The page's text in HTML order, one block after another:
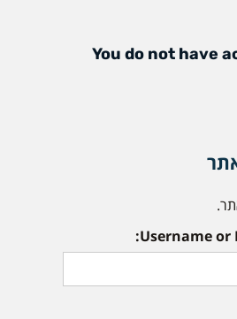
You do not have
Username or